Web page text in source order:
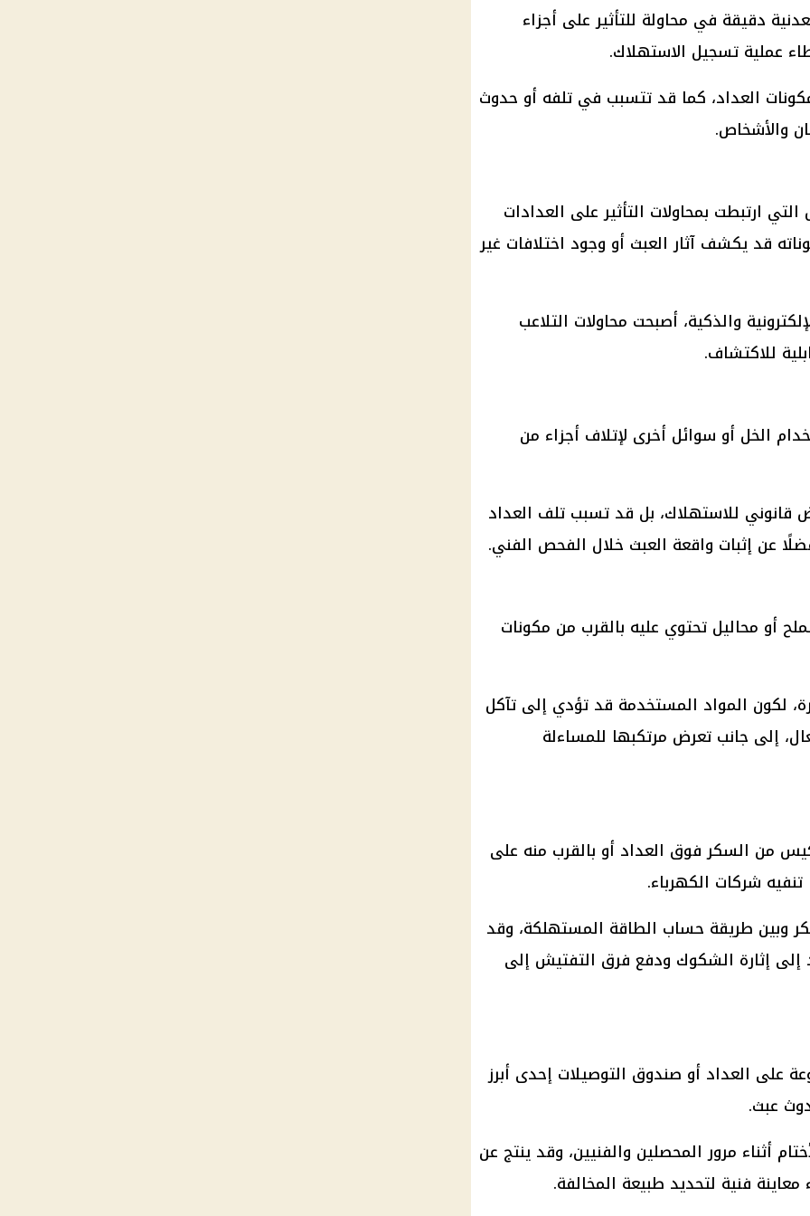
دقيقة في محاولة للتأثير على أجزاء
عملية تسجيل الاستهلاك.
العداد، كما قد تتسبب في تلفه أو حدوث
والأشخاص.
ارتبطت بمحاولات التأثير على العدادات
قد يكشف آثار العبث أو وجود اختلافات غير
والذكية، أصبحت محاولات التلاعب
للاكتشاف.
الخل أو سوائل أخرى لإتلاف أجزاء من
للاستهلاك، بل قد تسبب تلف العداد
عن إثبات واقعة العبث خلال الفحص الفني.
أو محاليل تحتوي عليه بالقرب من مكونات
لكون المواد المستخدمة قد تؤدي إلى تآكل
إلى جانب تعرض مرتكبها للمساءلة
من السكر فوق العداد أو بالقرب منه على
شركات الكهرباء.
وبين طريقة حساب الطاقة المستهلكة، وقد
إلى إثارة الشكوك ودفع فرق التفتيش إلى
على العداد أو صندوق التوصيلات إحدى أبرز
عبث.
أثناء مرور المحصلين والفنيين، وقد ينتج عن
فنية لتحديد طبيعة المخالفة.